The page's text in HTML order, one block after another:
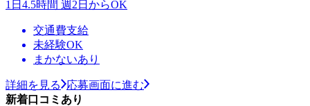
1日4.5時間 週2日からOK
交通費支給
未経験OK
まかないあり
詳細を見る
応募画面に進む
新着口コミあり